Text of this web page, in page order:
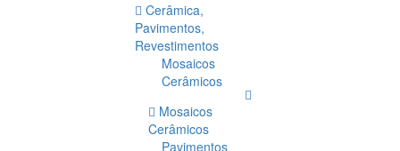
Cerâmica,
Pavimentos,
Revestimentos
Mosaicos
Cerâmicos
Mosaicos
Cerâmicos
Pavimentos